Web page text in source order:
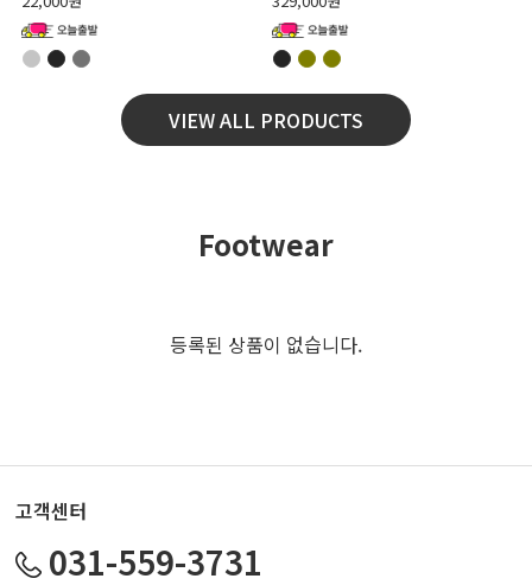
VIEW ALL PRODUCTS
Footwear
등록된 상품이 없습니다.
고객센터
031-559-3731